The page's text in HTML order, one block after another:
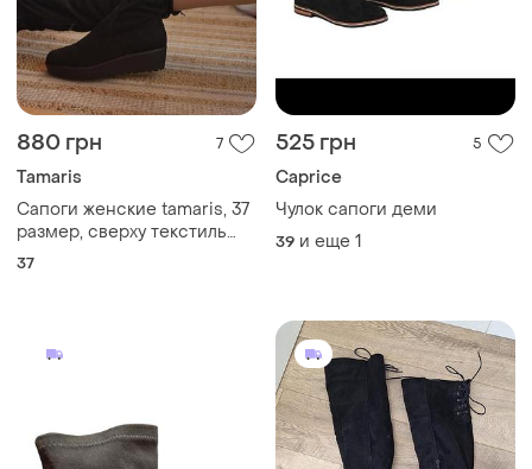
880 грн 7
Tamaris
Сапоги женские tamaris, 37
размер, сверху текстиль
(имитация замши), внутри
37
525 грн 5
Caprice
Чулок сапоги деми
39 и еще 1